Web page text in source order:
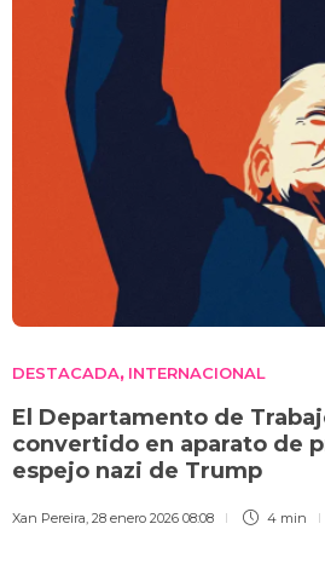
DESTACADA, INTERNACIONAL
El Departamento de
convertido en aparato de
espejo nazi de Trump
Xan Pereira, 28 enero 2026 08:08 4 min